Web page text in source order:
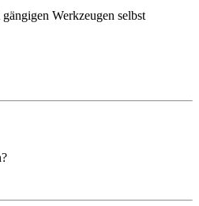
Werkzeugen selbst